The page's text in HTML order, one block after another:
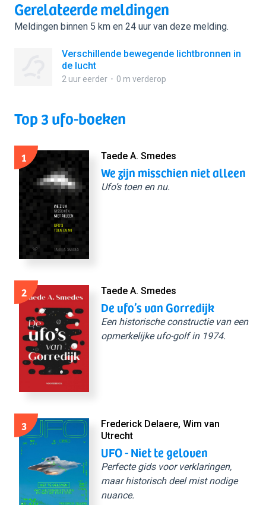
Gerelateerde meldingen
Meldingen binnen 5 km en 24 uur van deze melding.
Verschillende bewegende lichtbronnen in
de lucht
2 uur eerder 0 m verderop
Top 3 ufo-boeken
1 Taede A. Smedes
We zijn misschien niet alleen
Ufo’s toen en nu.
2 Taede A. Smedes
De ufo’s van Gorredijk
Een historische constructie van een
opmerkelijke ufo-golf in 1974.
3
Frederick Delaere, Wim van
Utrecht
UFO - Niet te geloven
Perfecte gids voor verklaringen,
maar historisch deel mist nodige
nuance.